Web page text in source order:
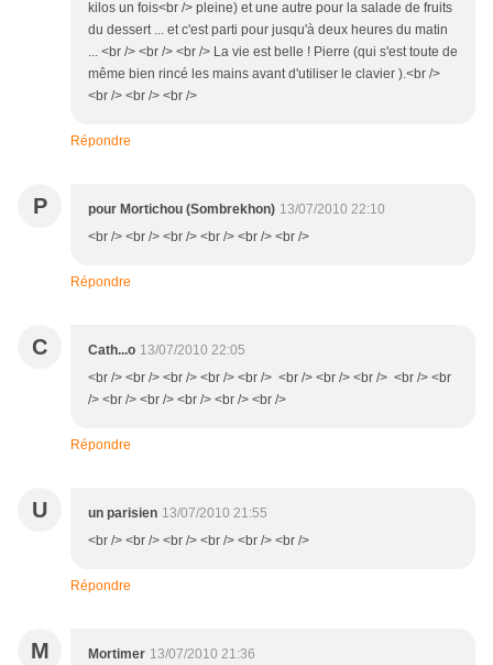
kilos un fois<br /> pleine) et une autre pour la salade de fruits
du dessert ... et c'est parti pour jusqu'à deux heures du matin
... <br /> <br /> <br /> La vie est belle ! Pierre (qui s'est toute de
même bien rincé les mains avant d'utiliser le clavier ).<br />
<br /> <br /> <br />
Répondre
P pour Mortichou (Sombrekhon) 13/07/2010 22:10
<br /> <br /> <br /> <br /> <br /> <br />
Répondre
C Cath...o 13/07/2010 22:05
<br /> <br /> <br /> <br /> <br /> <br /> <br /> <br /> <br /> <br
/> <br /> <br /> <br /> <br /> <br />
Répondre
U un parisien 13/07/2010 21:55
<br /> <br /> <br /> <br /> <br /> <br />
Répondre
M Mortimer 13/07/2010 21:36